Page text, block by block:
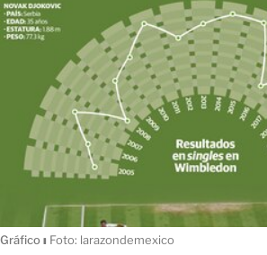
Gráficoı Foto: larazondemexico